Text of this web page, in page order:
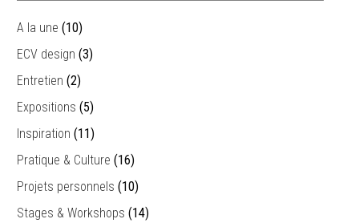
A la une (10)
ECV design (3)
Entretien (2)
Expositions (5)
Inspiration (11)
Pratique & Culture (16)
Projets personnels (10)
Stages & Workshops (14)